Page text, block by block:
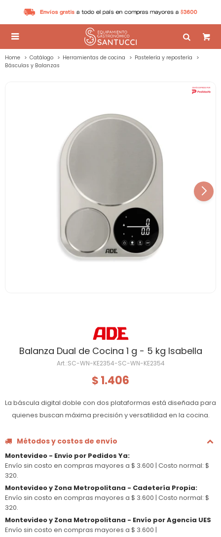

Home Catálogo Herramientas de cocina
Pastelería y repostería
Básculas y Balanzas
Balanza Dual de Cocina 1 g - 5 kg Isabella
SC-WN-KE2354-SC-WN-KE2354
$ 1.406
La báscula digital doble con dos plataformas está diseñada para
quienes buscan máxima precisión y versatilidad en la cocina.
Métodos y costos de envío
Montevideo - Envio por Pedidos Ya:
Envío sin costo en compras mayores a $ 3.600 | Costo normal: $
320.
Montevideo y Zona Metropolitana - Cadetería Propia:
Envío sin costo en compras mayores a $ 3.600 | Costo normal: $
320.
Montevideo y Zona Metropolitana - Envío por Agencia UES
Envío sin costo en compras mayores a $ 3.600 |